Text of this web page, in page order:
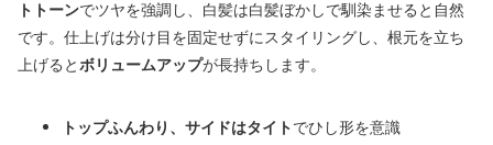
トトーンでツヤを強調し、白髪は白髪ぼかしで馴染ませると自然
です。仕上げは分け目を固定せずにスタイリングし、根元を立ち
上げると ボリュームアップが長持ちします。
トップふんわり、サイドはタイトでひし形を意識